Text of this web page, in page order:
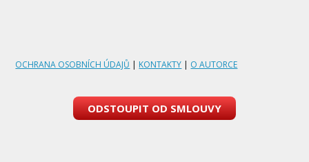
OCHRANA OSOBNÍCH ÚDAJŮ | KONTAKTY | O AUTORCE
ODSTOUPIT OD SMLOUVY